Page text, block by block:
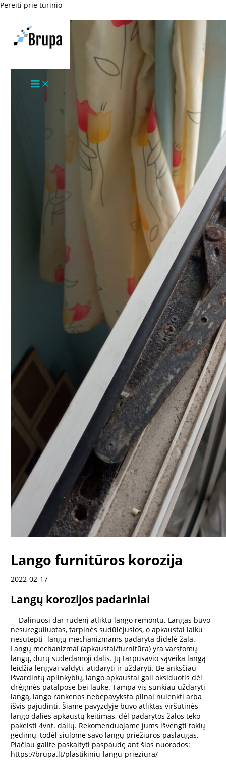
Pereiti prie turinio
Lango furnitūros korozija
2022-02-17
Langų korozijos padariniai
Dalinuosi dar rudenį atliktu lango remontu. Langas buvo
nesureguliuotas, tarpinės sudūlėjusios, o apkaustai laiku
nesutepti- langų mechanizmams padaryta didelė žala.
Langų mechanizmai (apkaustai/furnitūra) yra varstomų
langų, durų sudedamoji dalis. Jų tarpusavio sąveika langą
leidžia lengvai valdyti, atidaryti ir uždaryti. Be anksčiau
išvardintų aplinkybių, lango apkaustai gali oksiduotis dėl
drėgmės patalpose bei lauke. Tampa vis sunkiau uždaryti
langą, lango rankenos nebepavyksta pilnai nulenkti arba
išvis pajudinti. Šiame pavyzdyje buvo atliktas viršutinės
lango dalies apkaustų keitimas, dėl padarytos žalos teko
pakeisti 4vnt. dalių. Rekomenduojame jums išvengti tokių
gedimų, todėl siūlome savo langų priežiūros paslaugas.
Plačiau galite paskaityti paspaudę ant šios nuorodos:
https://brupa.lt/plastikiniu-langu-prieziura/